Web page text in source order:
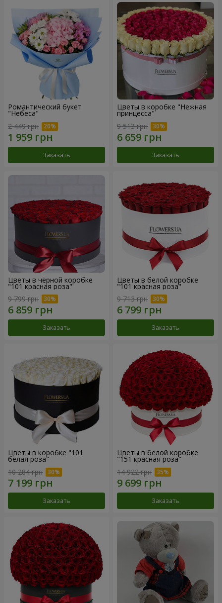
Романтический букет
"Небеса"
2 449 грн
Заказать
Цветы в коробке "Нежная
принцесса"
9 513 грн
Заказать
Цветы в чёрной коробке
"101 красная роза"
9 799 грн
Заказать
Цветы в белой коробке
"101 красная роза"
9 713 грн
Заказать
Цветы в коробке "101
белая роза"
10 284 грн
Заказать
Цветы в белой коробке
"151 красная роза"
14 922 грн
Заказать